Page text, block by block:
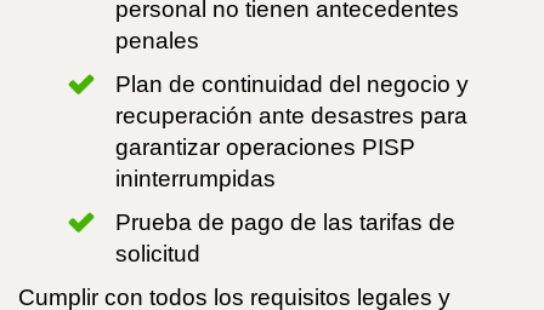
personal no tienen antecedentes
penales
Plan de continuidad del negocio y
recuperación ante desastres para
garantizar operaciones PISP
ininterrumpidas
Prueba de pago de las tarifas de
solicitud
Cumplir con todos los requisitos legales y